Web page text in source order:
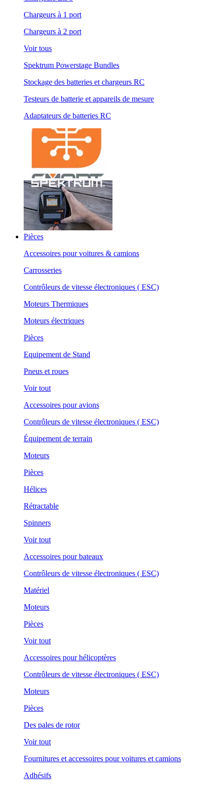
Chargeurs à 1 port
Chargeurs à 2 port
Voir tous
Spektrum Powerstage Bundles
Stockage des batteries et chargeurs RC
Testeurs de batterie et appareils de mesure
Adaptateurs de batteries RC
Pièces
Accessoires pour voitures & camions
Carrosseries
Contrôleurs de vitesse électroniques ( ESC)
Moteurs Thermiques
Moteurs électriques
Pièces
Equipement de Stand
Pneus et roues
Voir tout
Accessoires pour avions
Contrôleurs de vitesse électroniques ( ESC)
Équipement de terrain
Moteurs
Pièces
Hélices
Rétractable
Spinners
Voir tout
Accessoires pour bateaux
Contrôleurs de vitesse électroniques ( ESC)
Matériel
Moteurs
Pièces
Voir tout
Accessoires pour hélicoptères
Contrôleurs de vitesse électroniques ( ESC)
Moteurs
Pièces
Des pales de rotor
Voir tout
Fournitures et accessoires pour voitures et camions
Adhésifs